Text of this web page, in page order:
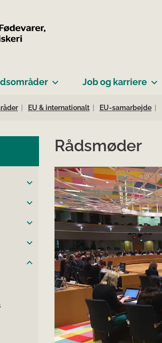
Job og karriere
EU & internationalt EU-samarbejde
Rådsmøder